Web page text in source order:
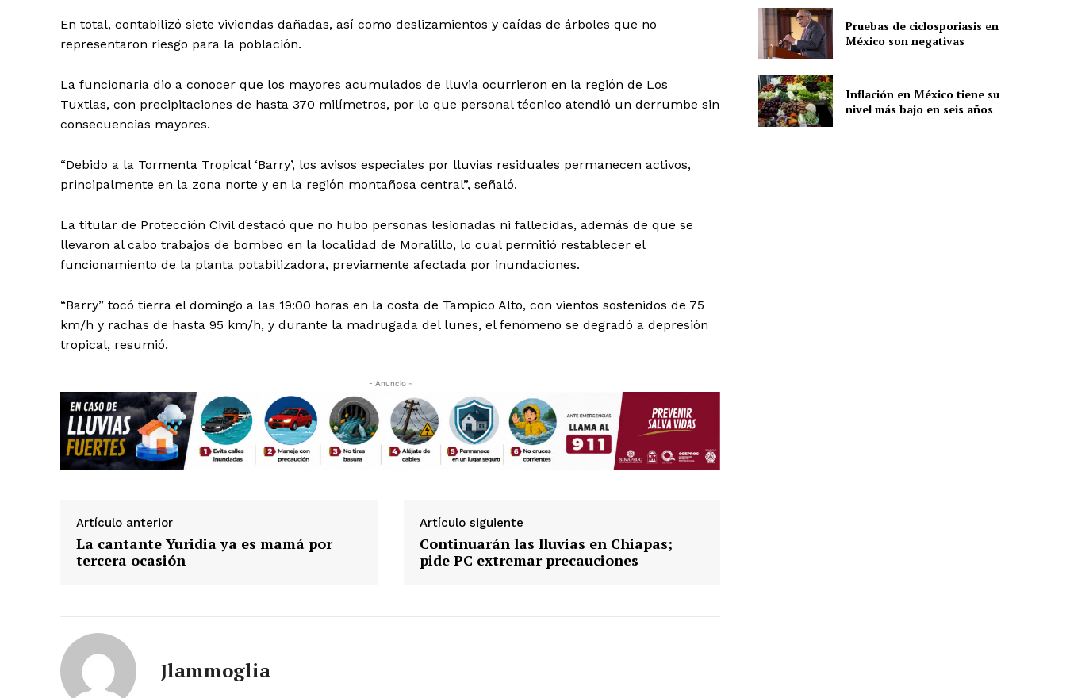
SUSCRÍBETE AHORA
Políticas del Sitio
En total, contabilizó siete viviendas dañadas, así como deslizamientos y caídas de árboles que no
representaron riesgo para la población.
La funcionaria dio a conocer que los mayores acumulados de lluvia ocurrieron en la región de Los
Tuxtlas, con precipitaciones de hasta 370 milímetros, por lo que personal técnico atendió un derrumbe sin
consecuencias mayores.
“Debido a la Tormenta Tropical ‘Barry’, los avisos especiales por lluvias residuales permanecen activos,
principalmente en la zona norte y en la región montañosa central”, señaló.
La titular de Protección Civil destacó que no hubo personas lesionadas ni fallecidas, además de que se
llevaron al cabo trabajos de bombeo en la localidad de Moralillo, lo cual permitió restablecer el
funcionamiento de la planta potabilizadora, previamente afectada por inundaciones.
“Barry” tocó tierra el domingo a las 19:00 horas en la costa de Tampico Alto, con vientos sostenidos de 75
km/h y rachas de hasta 95 km/h, y durante la madrugada del lunes, el fenómeno se degradó a depresión
tropical, resumió.
- Anuncio -
Artículo anterior
La cantante Yuridia ya es mamá por
tercera ocasión
Artículo siguiente
Continuarán las lluvias en Chiapas;
pide PC extremar precauciones
Jlammoglia
Pruebas de ciclosporiasis en
México son negativas
Inflación en México tiene su
nivel más bajo en seis años